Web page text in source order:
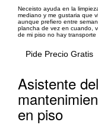
Neceisto ayuda en la
mediano y me gustaria que
aunque prefiero entre
plancha de vez en cuando,
de mi piso no hay transporte
Pide Precio Gratis
Asistente
en piso